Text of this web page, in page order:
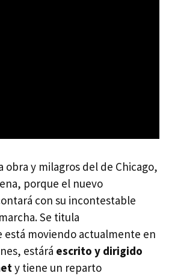
obra y milagros del de Chicago,
porque el nuevo
con su incontestable
Se titula
está moviendo actualmente en
estárá escrito y dirigido
y tiene un reparto